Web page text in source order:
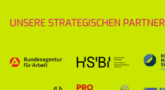
UNSERE STRATEGISCHEN PARTNER